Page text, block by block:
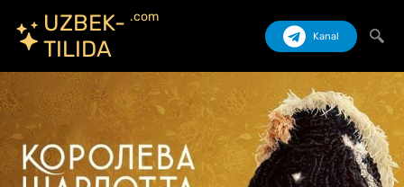
UZBEK-
TILIDA
.com
Kanal
Izlash